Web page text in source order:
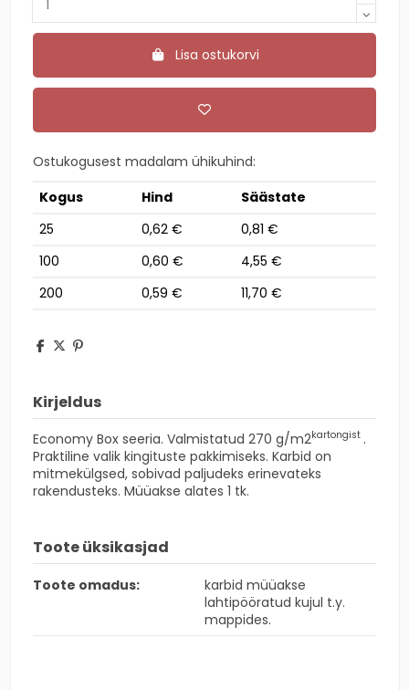
Lisa ostukorvi
Ostukogusest madalam ühikuhind:
Kogus
Hind
Säästate
25
0,62 €
0,81 €
100
0,60 €
4,55 €
200
0,59 € 11,70 €
Kirjeldus
Economy Box seeria. Valmistatud 270 g/m2kartongist .
Praktiline valik kingituste pakkimiseks. Karbid on
mitmekülgsed, sobivad paljudeks erinevateks
rakendusteks. Müüakse alates 1 tk.
Toote üksikasjad
Toote omadus:
karbid müüakse
lahtipööratud kujul t.y.
mappides.